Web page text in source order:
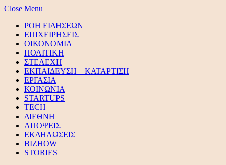
Close Menu
ΡΟΗ ΕΙΔΗΣΕΩΝ
ΕΠΙΧΕΙΡΗΣΕΙΣ
ΟΙΚΟΝΟΜΙΑ
ΠΟΛΙΤΙΚΗ
ΣΤΕΛΕΧΗ
ΕΚΠΑΙΔΕΥΣΗ – ΚΑΤΑΡΤΙΣΗ
ΕΡΓΑΣΙΑ
ΚΟΙΝΩΝΙΑ
STARTUPS
TECH
ΔΙΕΘΝΗ
ΑΠΟΨΕΙΣ
ΕΚΔΗΛΩΣΕΙΣ
BIZHOW
STORIES